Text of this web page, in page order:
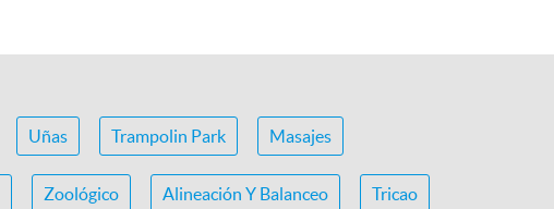
Uñas Trampolin Park Masajes
Zoológico Alineación Y Balanceo Tricao